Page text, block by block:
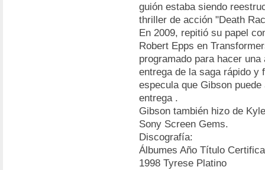
guión estaba siendo
thriller de acción "Death
En 2009, repitió su papel
Robert Epps en
programado para hacer
entrega de la saga rápido y
especula que Gibson
entrega .
Gibson también hizo de
Sony Screen Gems.
Discografía:
Álbumes Año Título
1998 Tyrese Platino